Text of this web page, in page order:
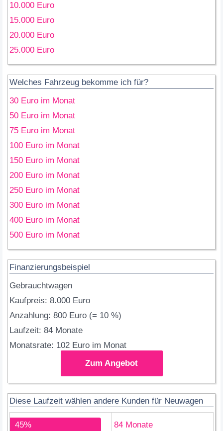
10.000 Euro
15.000 Euro
20.000 Euro
25.000 Euro
Welches Fahrzeug bekomme ich für?
30 Euro im Monat
50 Euro im Monat
75 Euro im Monat
100 Euro im Monat
150 Euro im Monat
200 Euro im Monat
250 Euro im Monat
300 Euro im Monat
400 Euro im Monat
500 Euro im Monat
Finanzierungsbeispiel
Gebrauchtwagen
Kaufpreis: 8.000 Euro
Anzahlung: 800 Euro (= 10 %)
Laufzeit: 84 Monate
Monatsrate: 102 Euro im Monat
Zum Angebot
Diese Laufzeit wählen andere Kunden für Neuwagen
45% 84 Monate